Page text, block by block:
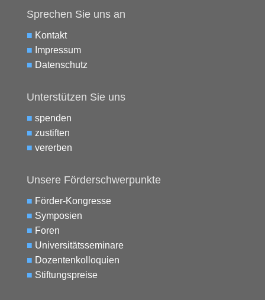
Sprechen Sie uns an
■ Kontakt
■ Impressum
■ Datenschutz
Unterstützen Sie uns
■ spenden
■ zustiften
■ vererben
Unsere Förderschwerpunkte
■ Förder-Kongresse
■ Symposien
■ Foren
■ Universitätsseminare
■ Dozentenkolloquien
■ Stiftungspreise